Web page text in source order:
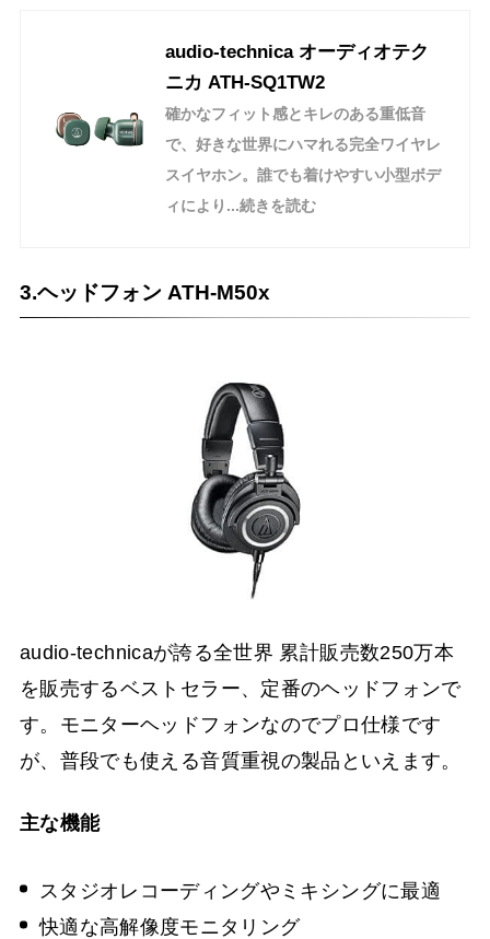
audio-technica オーディオテク
ニカ ATH-SQ1TW2
確かなフィット感とキレのある重低音
で、好きな世界にハマれる完全ワイヤレ
スイヤホン。誰でも着けやすい小型ボデ
ィにより...続きを読む
3.ヘッドフォン ATH-M50x
audio-technicaが誇る全世界 累計販売数250万本
を販売するベストセラー、定番のヘッドフォンで
す。モニターヘッドフォンなのでプロ仕様です
が、普段でも使える音質重視の製品といえます。
主な機能
スタジオレコーディングやミキシングに最適
快適な高解像度モニタリング